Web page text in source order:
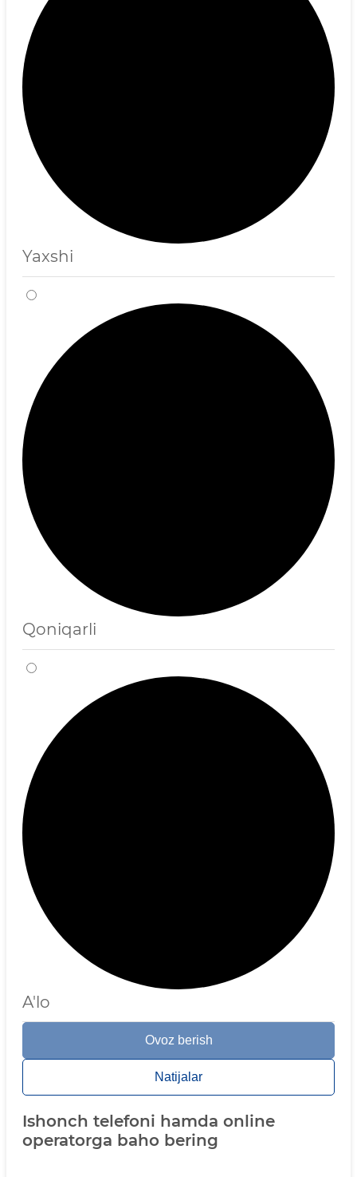
Yaxshi
Qoniqarli
A'lo
Ovoz berish
Natijalar
Ishonch telefoni hamda online
operatorga baho bering